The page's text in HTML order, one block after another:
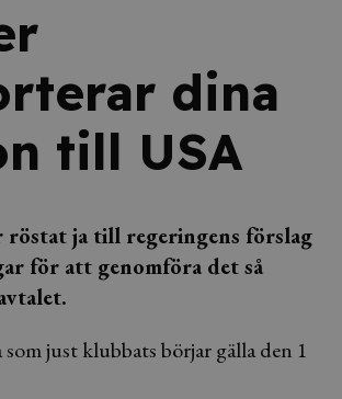
dina
till USA
röstat ja till regeringens förslag
för att genomföra det så
just klubbats börjar gälla den 1